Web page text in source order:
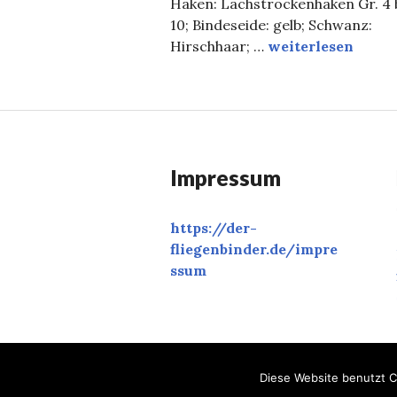
10; Bindeseide: gelb; Schwanz:
Hirschhaar; … „Bomber“ und
weiterlesen
Impressum
https://der-
fliegenbinder.de/impre
ssum
Diese Website benutzt